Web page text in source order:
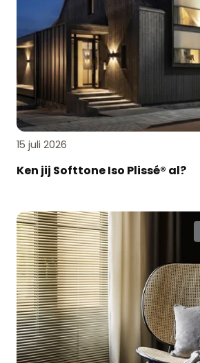
15 juli 2026
Ken jij Softtone Iso Plissé® al?
Zomerproof
en
hotel
chique